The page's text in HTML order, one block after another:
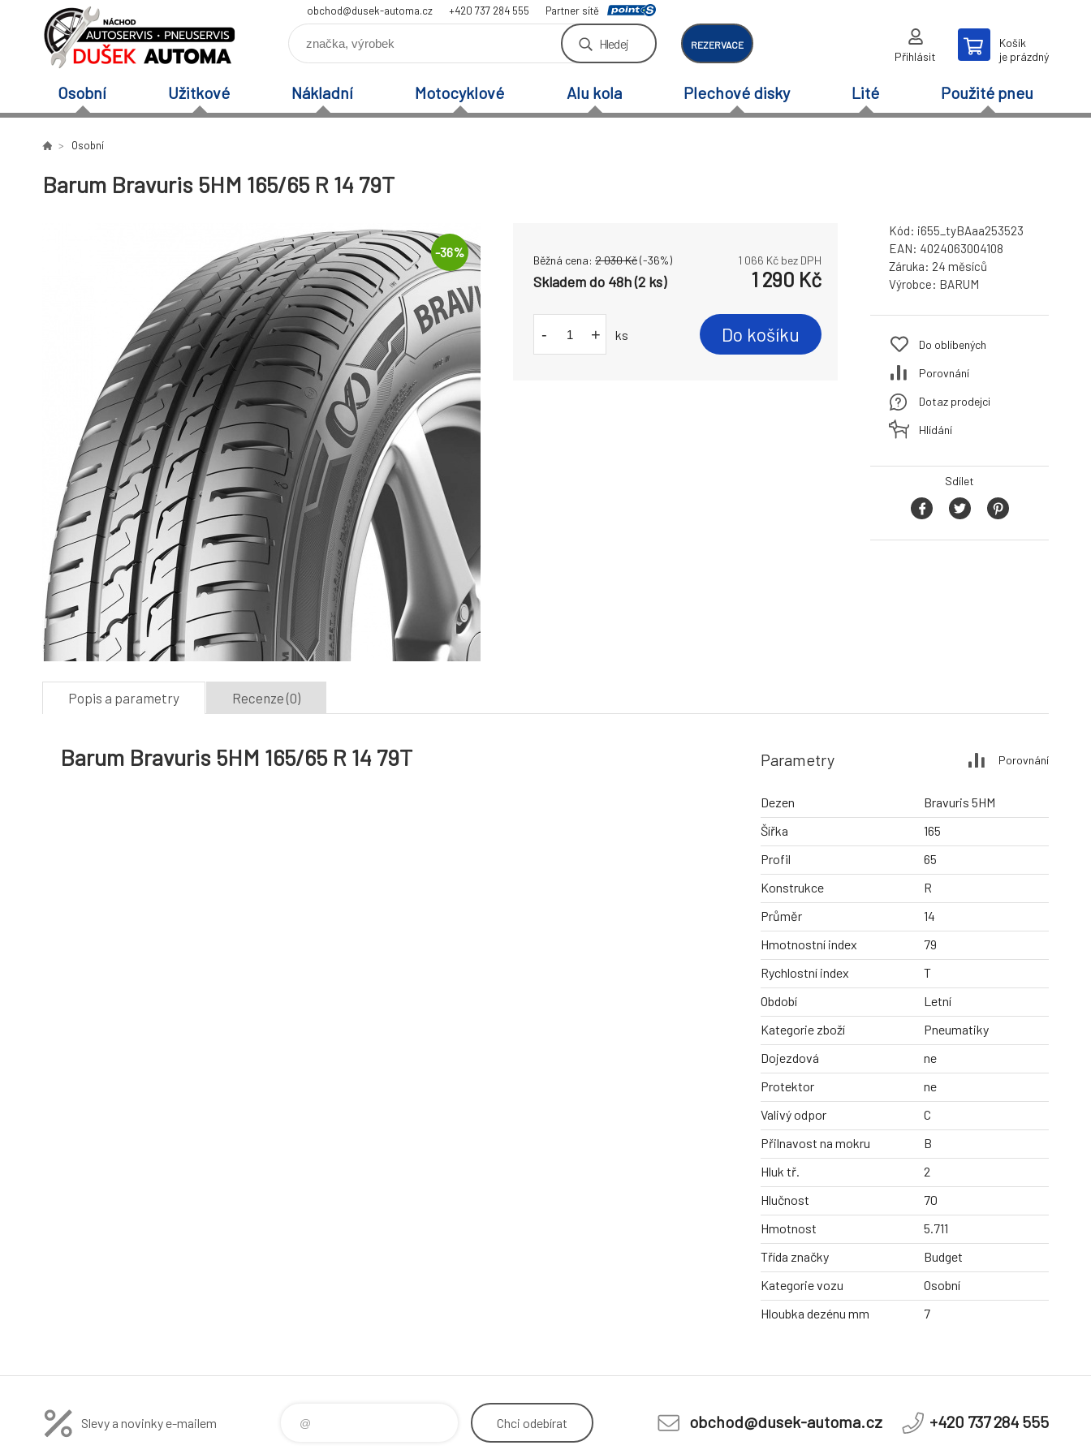
obchod@dusek-automa.cz +420 737 284 555 Partner sítě
Hledej REZERVACE
Přihlásit
Košík
je prázdný
Osobní Užitkové Nákladní Motocyklové Alu kola Plechové disky Lité Použité pneu
Osobní
Barum Bravuris 5HM 165/65 R 14 79T
-36%
Běžná cena: 2 030Kč(-36%) 1 066 Kč bez DPH
Skladem do 48h (2 ks) 1 290 Kč
- + ks Do košíku
Kód: i655_tyBAaa253523
EAN: 4024063004108
Záruka: 24 měsíců
Výrobce: BARUM
Do oblíbených
Porovnání
Dotaz prodejci
Hlídání
Sdílet
Popis a parametry Recenze (0)
Barum Bravuris 5HM 165/65 R 14 79T Parametry Porovnání
Dezen
Bravuris 5HM
Šířka
165
Profil
65
Konstrukce
R
Průměr
14
Hmotnostní index
79
Rychlostní index
T
Období
Letní
Kategorie zboží
Pneumatiky
Dojezdová
ne
Protektor
ne
Valivý odpor
C
Přilnavost na mokru
B
Hluk tř.
2
Hlučnost
70
Hmotnost
5.711
Třída značky
Budget
Kategorie vozu
Osobní
Hloubka dezénu mm
7
Slevy a novinky e-mailem Chci odebírat obchod@dusek-automa.cz +420 737 284 555